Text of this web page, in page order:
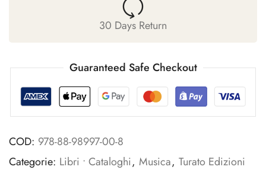
30 Days Return
Guaranteed Safe Checkout
COD: 978-88-98997-00-8
Categorie: Libri • Cataloghi, Musica, Turato Edizioni